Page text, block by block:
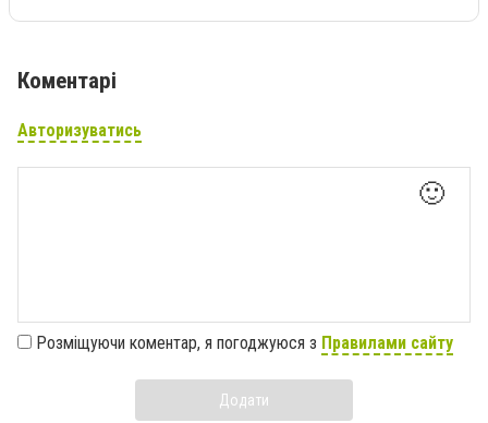
Коментарі
Авторизуватись
🙂
Розміщуючи коментар, я погоджуюся з Правилами сайту
Додати